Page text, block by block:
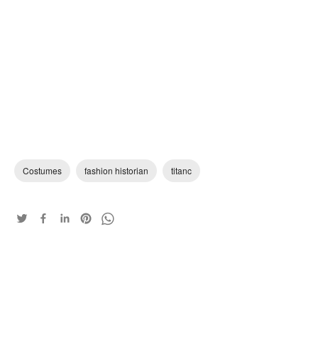
Costumes fashion historian titanc